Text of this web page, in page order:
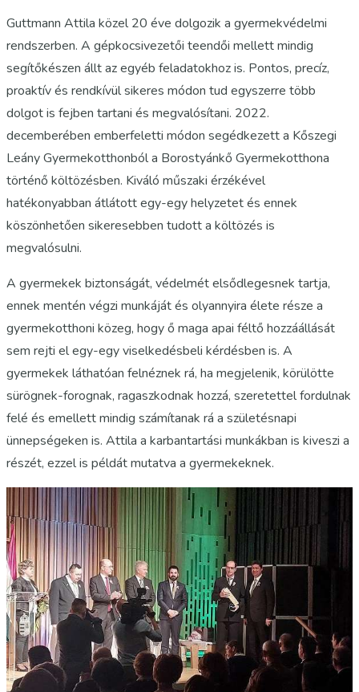
Guttmann Attila közel 20 éve dolgozik a gyermekvédelmi
rendszerben. A gépkocsivezetői teendői mellett mindig
segítőkészen állt az egyéb feladatokhoz is. Pontos, precíz,
proaktív és rendkívül sikeres módon tud egyszerre több
dolgot is fejben tartani és megvalósítani. 2022.
decemberében emberfeletti módon segédkezett a Kőszegi
Leány Gyermekotthonból a Borostyánkő Gyermekotthona
történő költözésben. Kiváló műszaki érzékével
hatékonyabban átlátott egy-egy helyzetet és ennek
köszönhetően sikeresebben tudott a költözés is
megvalósulni.
A gyermekek biztonságát, védelmét elsődlegesnek tartja,
ennek mentén végzi munkáját és olyannyira élete része a
gyermekotthoni közeg, hogy ő maga apai féltő hozzáállását
sem rejti el egy-egy viselkedésbeli kérdésben is. A
gyermekek láthatóan felnéznek rá, ha megjelenik, körülötte
sürögnek-forognak, ragaszkodnak hozzá, szeretettel fordulnak
felé és emellett mindig számítanak rá a születésnapi
ünnepségeken is. Attila a karbantartási munkákban is kiveszi a
részét, ezzel is példát mutatva a gyermekeknek.